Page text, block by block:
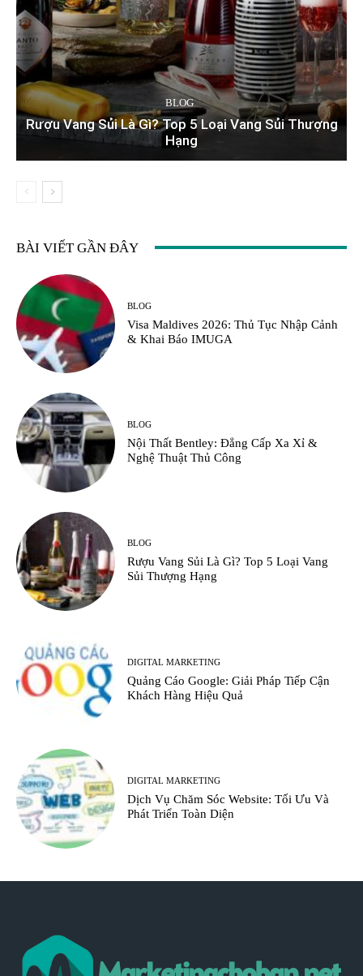
BLOG
Rượu Vang Sủi Là Gì? Top 5 Loại Vang Sủi Thượng
Hạng
BÀI VIẾT GẦN ĐÂY
BLOG
Visa Maldives 2026: Thủ Tục Nhập Cảnh
& Khai Báo IMUGA
BLOG
Nội Thất Bentley: Đẳng Cấp Xa Xỉ &
Nghệ Thuật Thủ Công
BLOG
Rượu Vang Sủi Là Gì? Top 5 Loại Vang
Sủi Thượng Hạng
DIGITAL MARKETING
Quảng Cáo Google: Giải Pháp Tiếp Cận
Khách Hàng Hiệu Quả
DIGITAL MARKETING
Dịch Vụ Chăm Sóc Website: Tối Ưu Và
Phát Triển Toàn Diện